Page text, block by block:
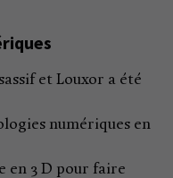
et Louxor a été
numériques en
en 3 D pour faire